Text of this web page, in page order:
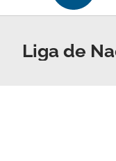
Liga de